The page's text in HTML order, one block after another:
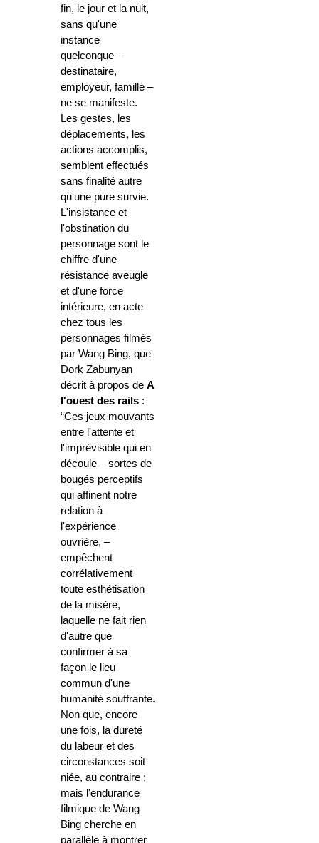
fin, le jour et la nuit,
sans qu'une
instance
quelconque –
destinataire,
employeur, famille –
ne se manifeste.
Les gestes, les
déplacements, les
actions accomplis,
semblent effectués
sans finalité autre
qu'une pure survie.
L'insistance et
l'obstination du
personnage sont le
chiffre d'une
résistance aveugle
et d'une force
intérieure, en acte
chez tous les
personnages filmés
par Wang Bing, que
Dork Zabunyan
décrit à propos de A
l'ouest des rails :
“Ces jeux mouvants
entre l'attente et
l'imprévisible qui en
découle – sortes de
bougés perceptifs
qui affinent notre
relation à
l'expérience
ouvrière, –
empêchent
corrélativement
toute esthétisation
de la misère,
laquelle ne fait rien
d'autre que
confirmer à sa
façon le lieu
commun d'une
humanité souffrante.
Non que, encore
une fois, la dureté
du labeur et des
circonstances soit
niée, au contraire ;
mais l'endurance
filmique de Wang
Bing cherche en
parallèle à montrer